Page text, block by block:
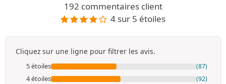
192 commentaires client
4 sur 5 étoiles
Cliquez sur une ligne pour filtrer les avis.
5 étoiles (87)
4 étoiles (92)